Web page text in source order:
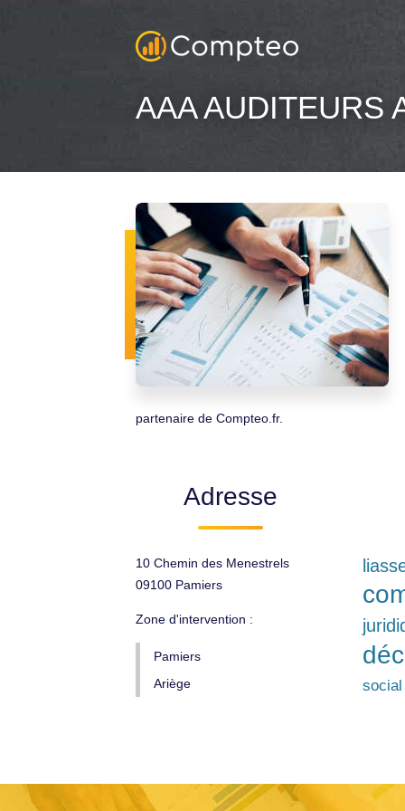
AAA AUDITEURS
partenaire de Compteo.fr.
Adresse
10 Chemin des Menestrels
09100 Pamiers
Zone d'intervention :
Pamiers
Ariège
social